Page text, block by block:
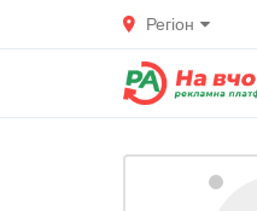
Регіон